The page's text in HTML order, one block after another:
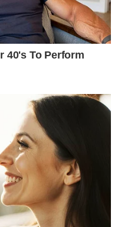
40's To Perform